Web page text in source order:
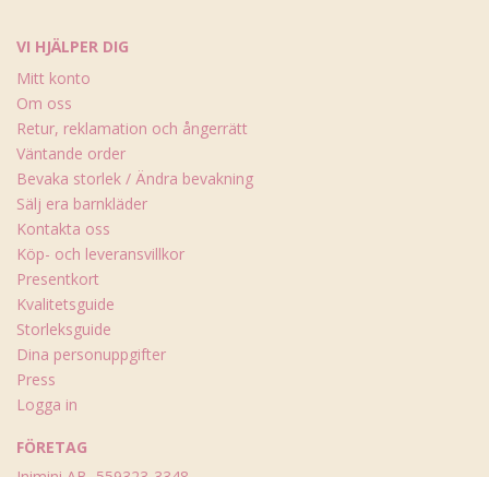
VI HJÄLPER DIG
Mitt konto
Om oss
Retur, reklamation och ångerrätt
Väntande order
Bevaka storlek / Ändra bevakning
Sälj era barnkläder
Kontakta oss
Köp- och leveransvillkor
Presentkort
Kvalitetsguide
Storleksguide
Dina personuppgifter
Press
Logga in
FÖRETAG